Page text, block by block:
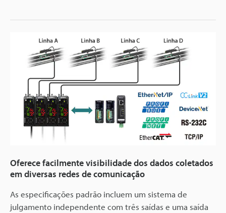
Oferece facilmente visibilidade dos dados coletados
em diversas redes de comunicação
As especificações padrão incluem um sistema de
julgamento independente com três saídas e uma saída